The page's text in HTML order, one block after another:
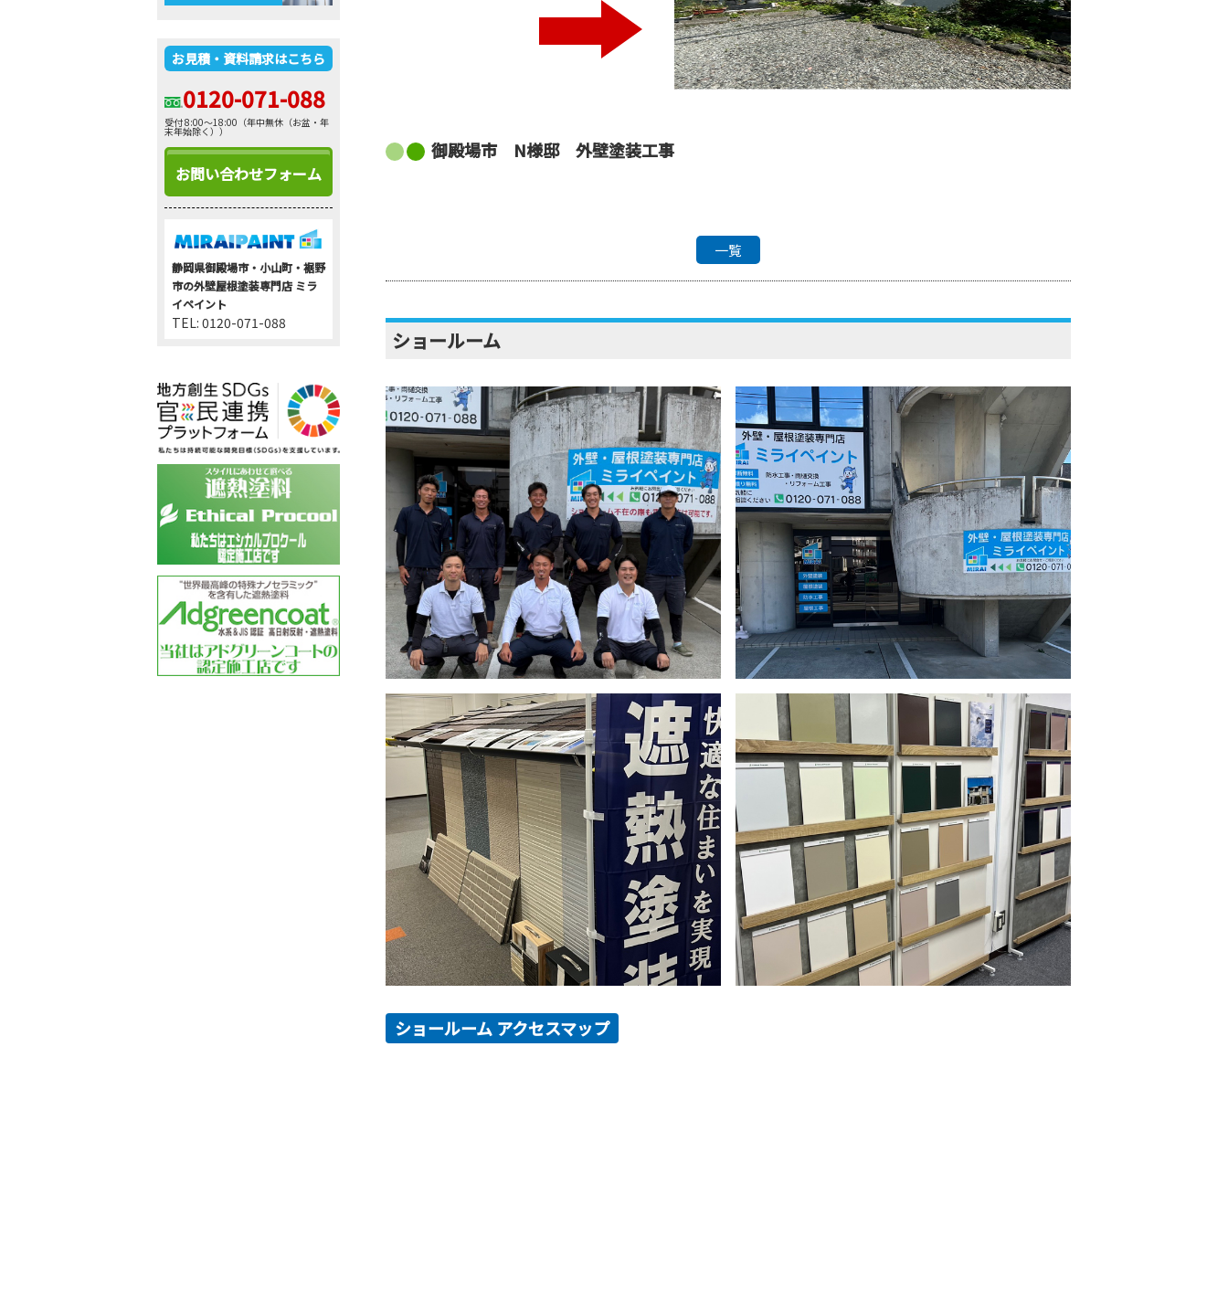
お見積・資料請求はこちら
0120-071-088
受付 8:00～18:00（年中無休（お盆・年
末年始除く））
お問い合わせフォーム
静岡県御殿場市・小山町・裾野
市の外壁屋根塗装専門店 ミラ
イペイント
TEL: 0120-071-088
御殿場市 N様邸 外壁塗装工事
一覧
ショールーム
ショールーム アクセスマップ